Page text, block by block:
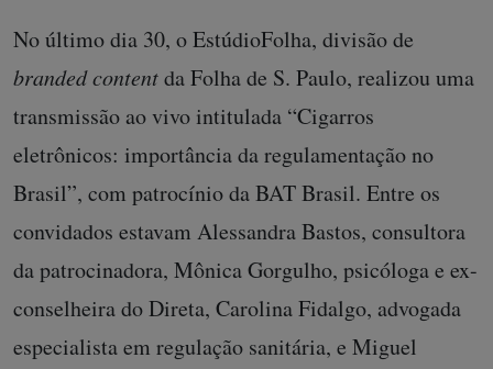
No último dia 30, o EstúdioFolha, divisão de
branded contentda Folha de S. Paulo, realizou uma
transmissão ao vivo intitulada “Cigarros
eletrônicos: importância da regulamentação no
Brasil”, com patrocínio da BAT Brasil. Entre os
convidados estavam Alessandra Bastos, consultora
da patrocinadora, Mônica Gorgulho, psicóloga e ex-
conselheira do Direta, Carolina Fidalgo, advogada
especialista em regulação sanitária, e Miguel